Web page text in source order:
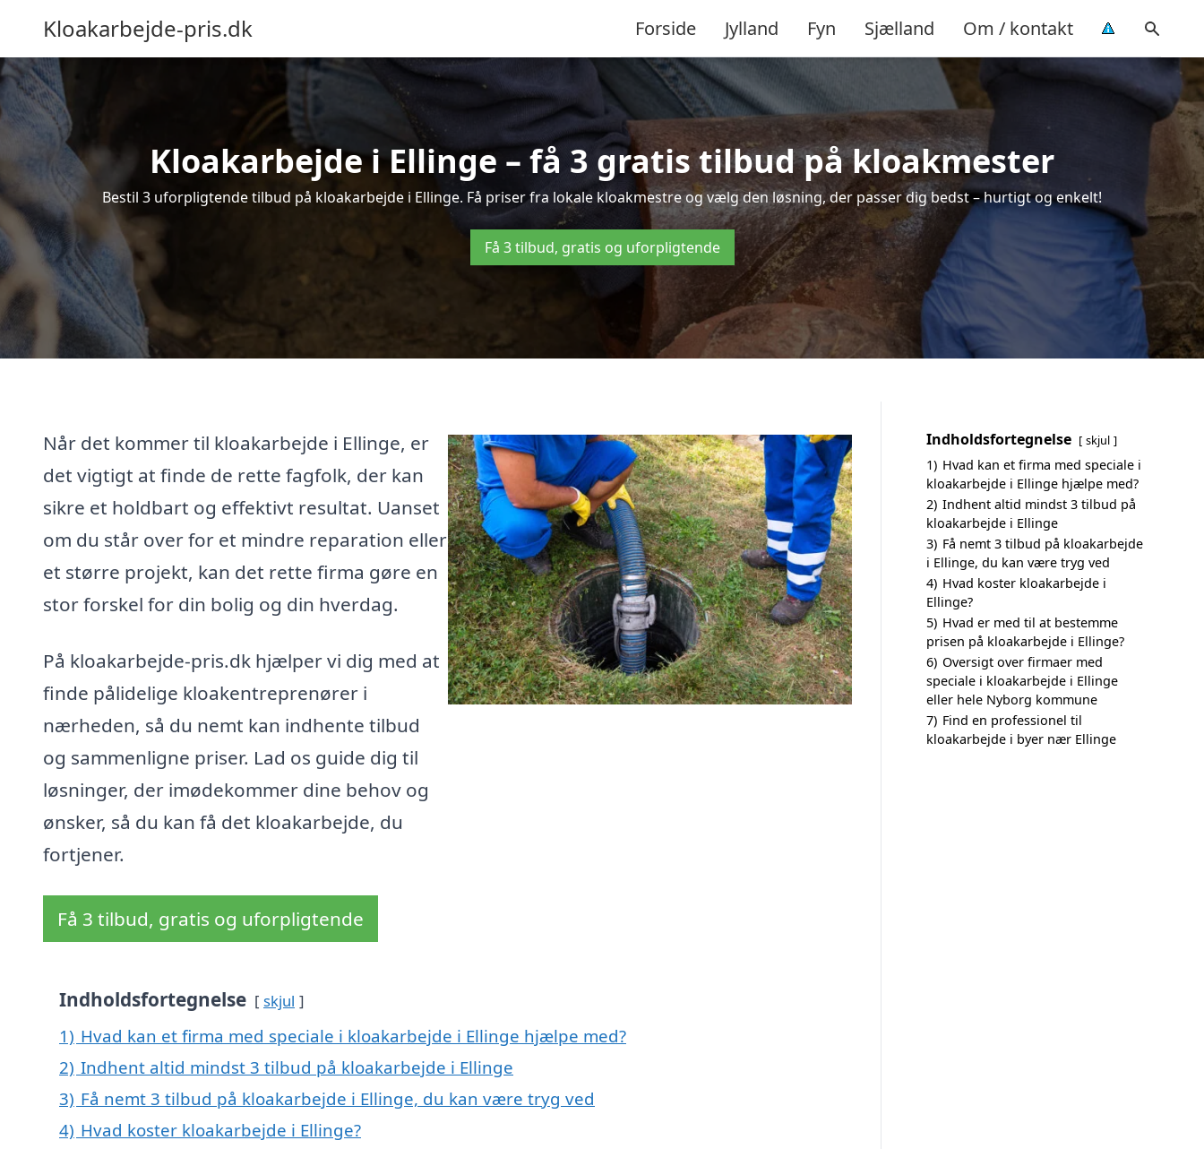
Kloakarbejde-pris.dk Forside Jylland Fyn Sjælland Om / kontakt
Kloakarbejde i Ellinge – få 3 gratis tilbud på kloakmester
Bestil 3 uforpligtende tilbud på kloakarbejde i Ellinge. Få priser fra lokale kloakmestre og vælg den løsning, der passer dig bedst – hurtigt og enkelt!
Få 3 tilbud, gratis og uforpligtende
Når det kommer til kloakarbejde i Ellinge, er
det vigtigt at finde de rette fagfolk, der kan
sikre et holdbart og effektivt resultat. Uanset
om du står over for et mindre reparation eller
et større projekt, kan det rette firma gøre en
stor forskel for din bolig og din hverdag.
På kloakarbejde-pris.dk hjælper vi dig med at
finde pålidelige kloakentreprenører i
nærheden, så du nemt kan indhente tilbud
og sammenligne priser. Lad os guide dig til
løsninger, der imødekommer dine behov og
ønsker, så du kan få det kloakarbejde, du
fortjener.
Få 3 tilbud, gratis og uforpligtende
Indholdsfortegnelse skjul
1) Hvad kan et firma med speciale i kloakarbejde i Ellinge hjælpe med?
2) Indhent altid mindst 3 tilbud på kloakarbejde i Ellinge
3) Få nemt 3 tilbud på kloakarbejde i Ellinge, du kan være tryg ved
4) Hvad koster kloakarbejde i Ellinge?
Indholdsfortegnelse skjul
1) Hvad kan et firma med speciale i
kloakarbejde i Ellinge hjælpe med?
2) Indhent altid mindst 3 tilbud på
kloakarbejde i Ellinge
3) Få nemt 3 tilbud på kloakarbejde
i Ellinge, du kan være tryg ved
4) Hvad koster kloakarbejde i
Ellinge?
5) Hvad er med til at bestemme
prisen på kloakarbejde i Ellinge?
6) Oversigt over firmaer med
speciale i kloakarbejde i Ellinge
eller hele Nyborg kommune
7) Find en professionel til
kloakarbejde i byer nær Ellinge